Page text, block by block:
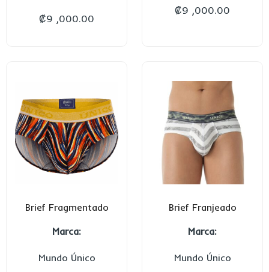
₡9 ,000.00
₡9 ,000.00
Brief Fragmentado
Marca:
Mundo Único
Brief Franjeado
Marca:
Mundo Único